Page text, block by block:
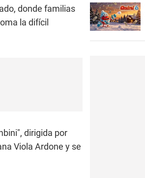
donde familias
la difícil
dirigida por
Viola Ardone y se